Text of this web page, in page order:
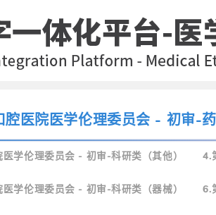
腔医院医学伦理委员会 - 初审-
学伦理委员会 - 初审-科研类（其他） 4.
学伦理委员会 - 初审-科研类（器械） 6.